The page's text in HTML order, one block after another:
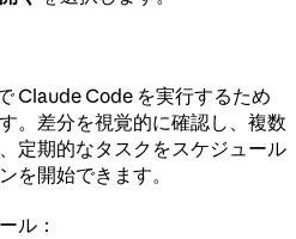
Claude Code を実行するため
。差分を視覚的に確認し、複数
定期的なタスクをスケジュール
を開始できます。
ル：